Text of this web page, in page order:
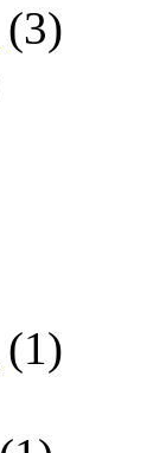
(3)
(1)